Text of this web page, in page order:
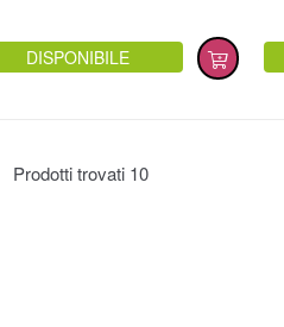
DISPONIBILE
Prodotti trovati 10